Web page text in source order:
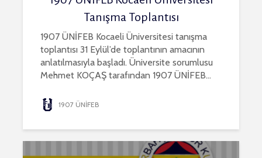
Tanışma Toplantısı
1907 ÜNİFEB Kocaeli Üniversitesi tanışma
toplantısı 31 Eylül’de toplantının amacının
anlatılmasıyla başladı. Üniversite sorumlusu
Mehmet KOÇAŞ tarafından 1907 ÜNİFEB...
1907 ÜNİFEB